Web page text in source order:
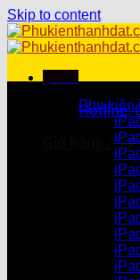
Skip to content
Hotline:
Giỏ hàng /0₫
Chưa có
Chưa có sản
Danh mục sản
Phụ kiện